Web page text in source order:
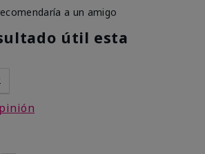
a un amigo
útil esta